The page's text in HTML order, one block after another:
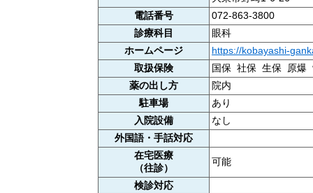
電話番号
072-863-3800
診療科目
眼科
ホームページ
https://kobayashi-
取扱保険
国保 社保 生保 原
薬の出し方
院内
駐車場
あり
入院設備
なし
外国語・手話対応
在宅医療
（往診）
可能
検診対応